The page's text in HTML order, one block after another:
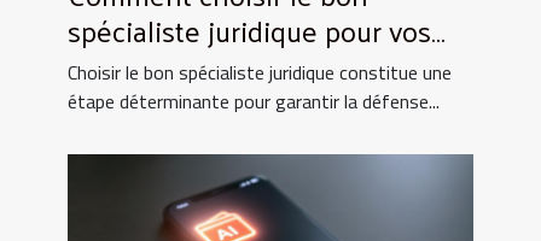
spécialiste juridique pour vos
besoins ?
Choisir le bon spécialiste juridique constitue une
étape déterminante pour garantir la défense...